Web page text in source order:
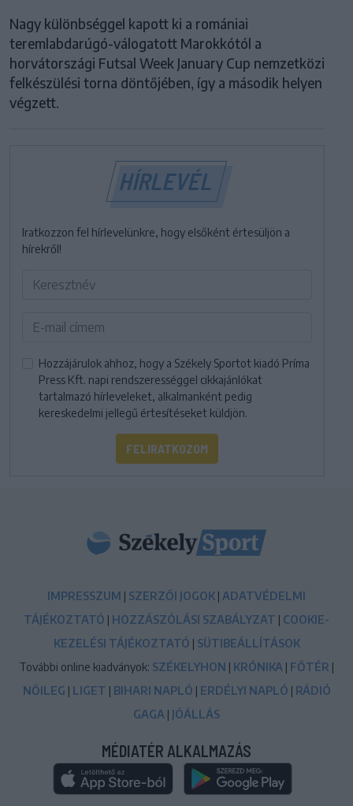
Nagy különbséggel kapott ki a romániai
teremlabdarúgó-válogatott Marokkótól a
horvátországi Futsal Week January Cup nemzetközi
felkészülési torna döntőjében, így a második helyen
végzett.
HÍRLEVÉL
Iratkozzon fel hírlevelünkre, hogy elsőként értesüljön a
hírekről!
Hozzájárulok ahhoz, hogy a Székely Sportot kiadó Príma
Press Kft. napi rendszerességgel cikkajánlókat
tartalmazó hírleveleket, alkalmanként pedig
kereskedelmi jellegű értesítéseket küldjön.
FELIRATKOZOM
IMPRESSZUM | SZERZŐI JOGOK | ADATVÉDELMI
TÁJÉKOZTATÓ | HOZZÁSZÓLÁSI SZABÁLYZAT | COOKIE-
KEZELÉSI TÁJÉKOZTATÓ | SÜTIBEÁLLÍTÁSOK
További online kiadványok: SZÉKELYHON | KRÓNIKA | FŐTÉR |
NŐILEG | LIGET | BIHARI NAPLÓ | ERDÉLYI NAPLÓ | RÁDIÓ
GAGA | JÓÁLLÁS
MÉDIATÉR ALKALMAZÁS